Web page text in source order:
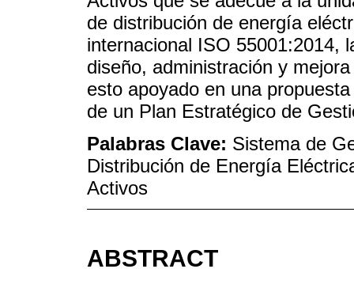
de distribución de energía
internacional ISO 55001:2014,
diseño, administración y
esto apoyado en una
de un Plan Estratégico de
Palabras Clave: Sistema de
Distribución de Energía
Activos
ABSTRACT